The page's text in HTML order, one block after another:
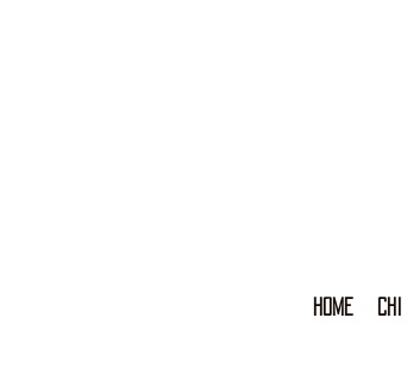
HOME CHI